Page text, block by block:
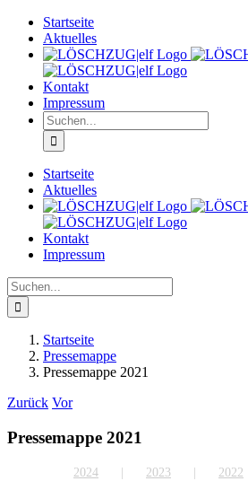
Zum
Inhalt
springen
Startseite
Aktuelles
Kontakt
Impressum
Suche
nach:
Startseite
Aktuelles
Kontakt
Impressum
Suche
nach:
Startseite
Pressemappe
Pressemappe 2021
Zurück Vor
Pressemappe 2021
2024 2023 2022